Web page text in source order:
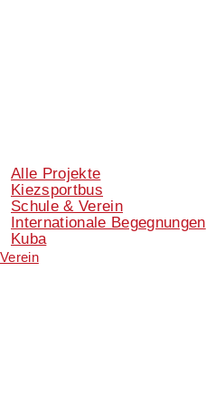
Alle Projekte
Kiezsportbus
Schule & Verein
Internationale Begegnungen
Kuba
Verein